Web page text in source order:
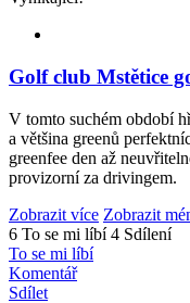
Golf club Mstětice
V tomto suchém období
a většina greenů
greenfee den až
provizorní za drivingem.
Zobrazit více Zobrazit
6 To se mi líbí 4 Sdílení
To se mi líbí
Komentář
Sdílet